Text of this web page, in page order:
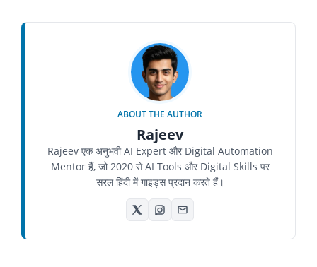
ABOUT THE AUTHOR
Rajeev
Rajeev एक अनुभवी AI Expert और Digital Automation
Mentor हैं, जो 2020 से AI Tools और Digital Skills पर
सरल हिंदी में गाइड्स प्रदान करते हैं।